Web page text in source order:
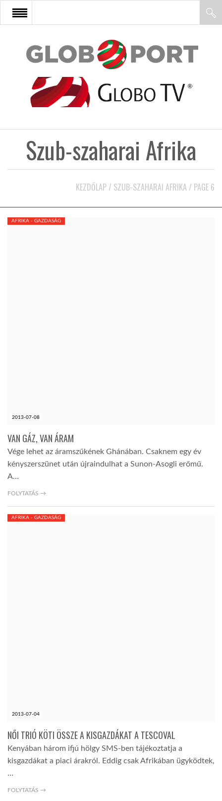
FŐOLDAL
AFRIKA
ÁZSIA
HÍR3D
TROPICALMAGAZIN
GLOBOTV
Szub-szaharai Afrika
KEZDŐLAP / SZUB-SZAHARAI AFRIKA / PAGE 6
2013-07-08
AFRIKA - GAZDASÁG
VAN GÁZ, VAN ÁRAM
Vége lehet az áramszűkének Ghánában. Csaknem egy év
kényszerszünet után újraindulhat a Sunon-Asogli erőmű.
A…
FOLYTATÁS →
2013-07-04
AFRIKA - GAZDASÁG
NŐI TRIÓ KÖTI ÖSSZE A KISGAZDÁKAT A TESCOVAL
Kenyában három ifjú hölgy SMS-ben tájékoztatja a
kisgazdákat a piaci árakról. Eddig csak Afrikában ügyködtek,
…
FOLYTATÁS →